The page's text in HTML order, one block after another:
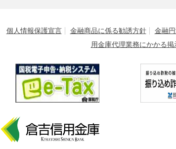
個人情報保護宣言 金融商品に係る勧誘方針 金融
用金庫代理業務にかかる掲